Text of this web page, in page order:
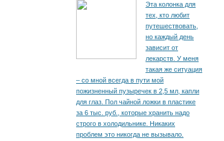
Эта колонка для
тех, кто любит
путешествовать,
но каждый день
зависит от
лекарств. У меня
такая же ситуация
– со мной всегда в пути мой
пожизненный пузыречек в 2,5 мл, капли
для глаз. Пол чайной ложки в пластике
за 6 тыс. руб., которые хранить надо
строго в холодильнике. Никаких
проблем это никогда не вызывало.